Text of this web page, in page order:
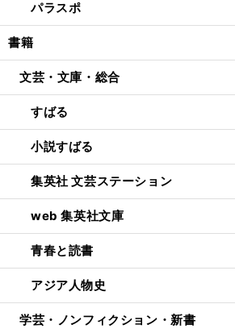
パラスポ
書籍
文芸・文庫・総合
すばる
小説すばる
集英社 文芸ステーション
web 集英社文庫
青春と読書
アジア人物史
学芸・ノンフィクション・新書